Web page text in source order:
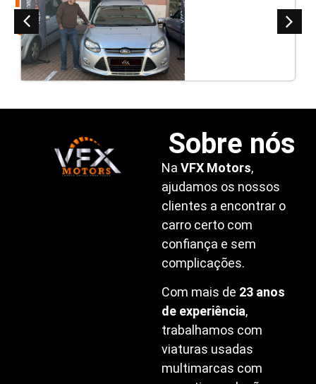
clientes
Sobre nós
NaVFX Motors,
ajudamos os nossos
clientes a encontrar o
carro certo com
confiança e sem
complicações.
Com mais de 23 anos
de experiência,
trabalhamos com
viaturas usadas
multimarcas com